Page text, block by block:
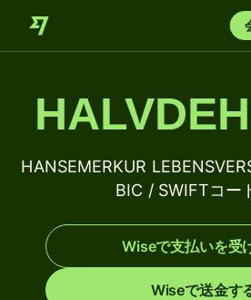
HANSEMERKUR
BIC / SWIFTコー
Wiseで支払いを受
Wiseで送金す